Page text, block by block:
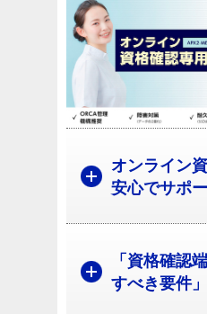
オンライン
安心でサポ
「資格確認
すべき要件